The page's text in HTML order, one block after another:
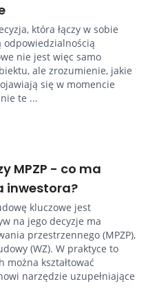
która łączy w sobie
odpowiedzialnością
nie jest więc samo
ale zrozumienie, jakie
się w momencie
te ...
MPZP - co ma
inwestora?
kluczowe jest
na jego decyzje ma
przestrzennego (MPZP),
(WZ). W praktyce to
można kształtować
narzędzie uzupełniające